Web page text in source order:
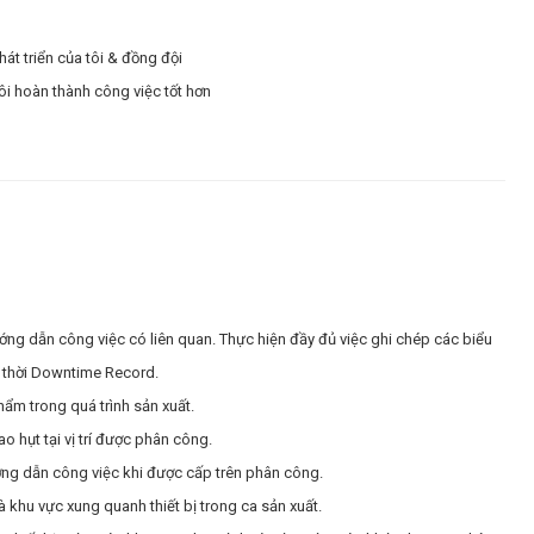
triển của tôi & đồng đội
hoàn thành công việc tốt hơn
dẫn công việc có liên quan. Thực hiện đầy đủ việc ghi chép các biểu
Downtime Record.
trong quá trình sản xuất.
hụt tại vị trí được phân công.
dẫn công việc khi được cấp trên phân công.
khu vực xung quanh thiết bị trong ca sản xuất.